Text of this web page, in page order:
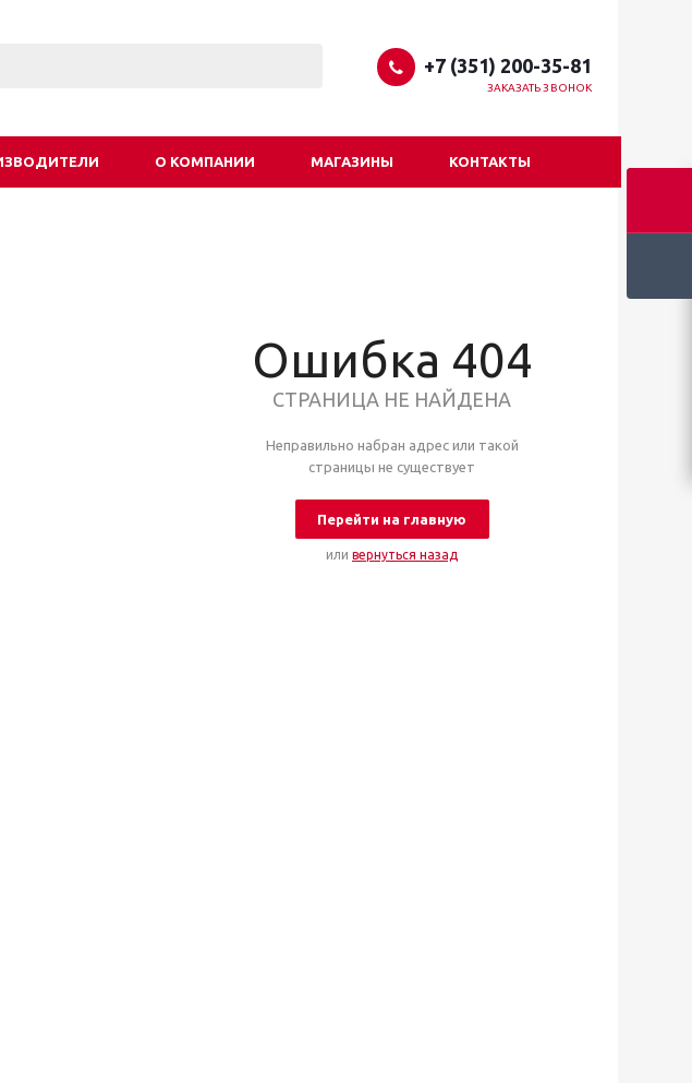
+7 (351) 200-35-81
ЗАКАЗАТЬ ЗВОНОК
О КОМПАНИИ МАГАЗИНЫ КОНТАКТЫ
Ошибка 404
СТРАНИЦА НЕ НАЙДЕНА
Неправильно набран адрес или такой
страницы не существует
Перейти на главную
или вернуться назад